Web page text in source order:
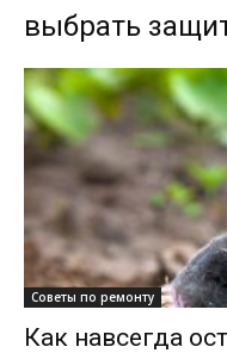
выбрать
Советы по ремонту
Как навсегда